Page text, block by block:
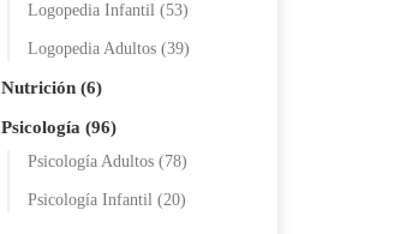
Logopedia Infantil (53)
Logopedia Adultos (39)
Nutrición (6)
Psicología (96)
Psicología Adultos (78)
Psicología Infantil (20)